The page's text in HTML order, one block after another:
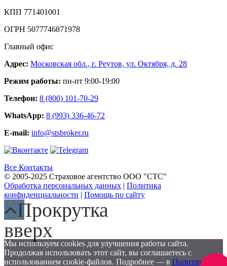
КПП 771401001
ОГРН 5077746871978
Главный офис
Адрес: Московская обл., г. Реутов, ул. Октября, д. 28
Режим работы: пн-пт 9:00-19:00
Телефон: 8 (800) 101-70-29
WhatsApp: 8 (993) 336-46-72
E-mail: info@stsbroker.ru
Все Контакты
© 2005-2025 Страховое агентство ООО "СТС"
Обработка персональных данных
Политика
конфиденциальности
Помощь по сайту
Прокрутка
вверх
Мы используем cookies для улучшения работы сайта.
Продолжая использовать этот сайт, вы соглашаетесь с
использованием cookie-файлов. Подробнее — в Политике